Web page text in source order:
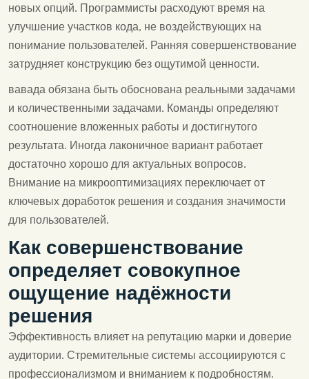
новых опций. Программисты расходуют время на
улучшение участков кода, не воздействующих на
понимание пользователей. Ранняя совершенствование
затрудняет конструкцию без ощутимой ценности.
вавада обязана быть обоснована реальными задачами
и количественными задачами. Команды определяют
соотношение вложенных работы и достигнутого
результата. Иногда лаконичное вариант работает
достаточно хорошо для актуальных вопросов.
Внимание на микрооптимизациях переключает от
ключевых доработок решения и создания значимости
для пользователей.
Как совершенствование
определяет совокупное
ощущение надёжности
решения
Эффективность влияет на репутацию марки и доверие
аудитории. Стремительные системы ассоциируются с
профессионализмом и вниманием к подробностям.